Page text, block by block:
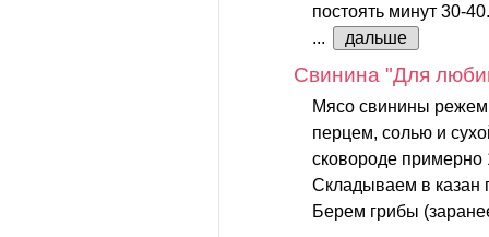
постоять минут 30-40.
...
дальше
Cвинина "Для
Мясо свинины режем
перцем, солью и
сковороде примерно
Складываем в казан
Берем грибы